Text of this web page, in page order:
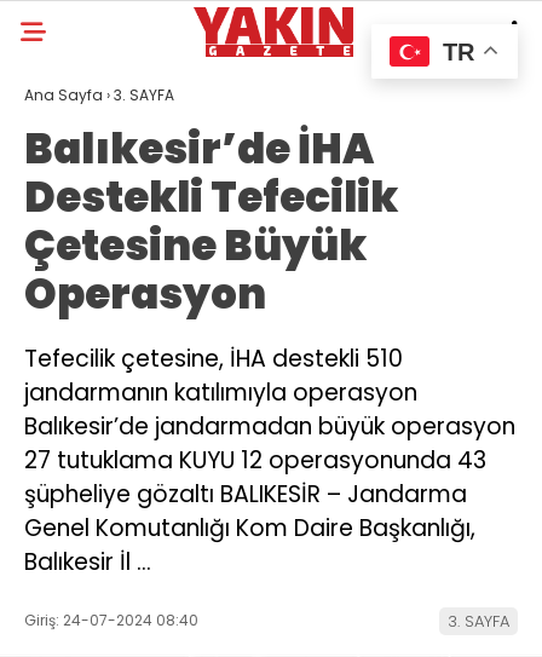
Ana Sayfa ›3. SAYFA
Balıkesir’de İHA
Destekli Tefecilik
Çetesine Büyük
Operasyon
Tefecilik çetesine, İHA destekli 510
jandarmanın katılımıyla operasyon
Balıkesir’de jandarmadan büyük operasyon
27 tutuklama KUYU 12 operasyonunda 43
şüpheliye gözaltı BALIKESİR – Jandarma
Genel Komutanlığı Kom Daire Başkanlığı,
Balıkesir İl …
Giriş: 24-07-2024 08:40 3. SAYFA
TR